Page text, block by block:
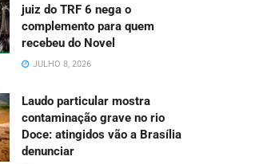
juiz do TRF 6 nega o
complemento para quem
recebeu do Novel
JULHO 8, 2026
Laudo particular mostra
contaminação grave no rio
Doce: atingidos vão a Brasília
denunciar